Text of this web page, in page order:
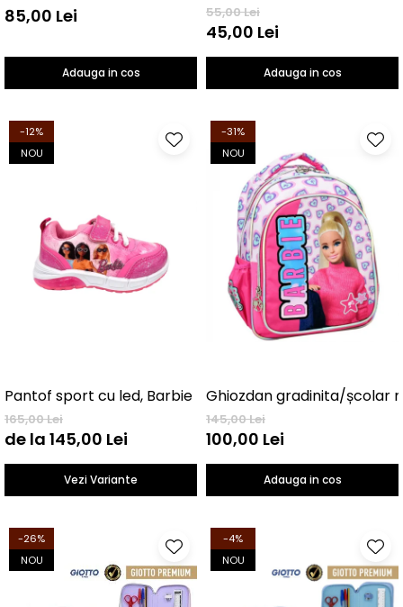
85,00 Lei
Adauga in cos
55,00 Lei
45,00 Lei
Adauga in cos
-12%
NOU
Pantof sport cu led, Barbie
165,00 Lei
de la 145,00 Lei
Vezi Variante
-31%
NOU
145,00 Lei
100,00 Lei
Adauga in cos
-26%
NOU
-4%
NOU